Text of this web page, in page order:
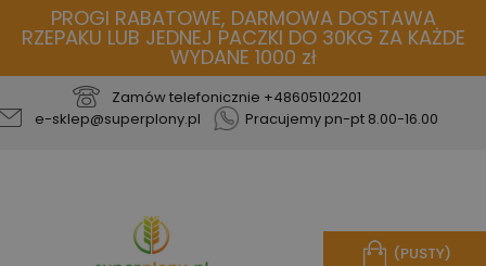
PROGI RABATOWE, DARMOWA DOSTAWA
RZEPAKU LUB JEDNEJ PACZKI DO 30KG ZA KAŻDE
WYDANE 1000 zł
Zamów telefonicznie +48605102201
e-sklep@superplony.pl
Pracujemy pn-pt 8.00-16.00
(PUSTY)